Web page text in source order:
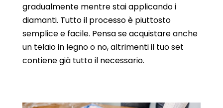
gradualmente mentre stai applicando i
diamanti. Tutto il processo è piuttosto
semplice e facile. Pensa se acquistare anche
un telaio in legno o no, altrimenti il tuo set
contiene già tutto il necessario.